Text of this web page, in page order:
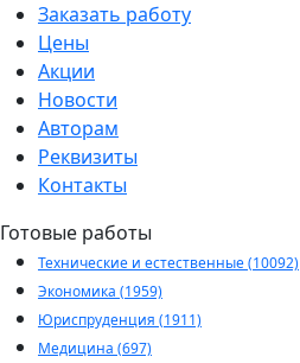
Заказать работу
Цены
Акции
Новости
Авторам
Реквизиты
Контакты
Готовые работы
Технические и естественные (10092)
Экономика (1959)
Юриспруденция (1911)
Медицина (697)